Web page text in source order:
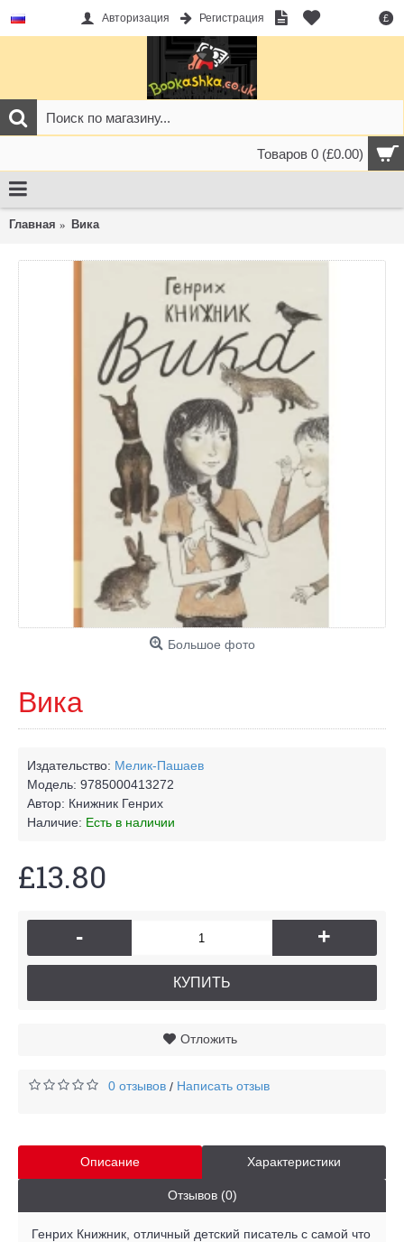
£
Авторизация Регистрация
Товаров 0 (£0.00)
Главная Вика
Большое фото
Вика
Издательство: Мелик-Пашаев
Модель: 9785000413272
Автор: Книжник Генрих
Наличие: Есть в наличии
£13.80
- +
КУПИТЬ
Отложить
0 отзывов / Написать отзыв
Описание Характеристики
Отзывов (0)
Генрих Книжник, отличный детский писатель с самой что